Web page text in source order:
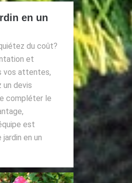
en un
du coût?
et
vos attentes,
devis
compléter le
est
en un